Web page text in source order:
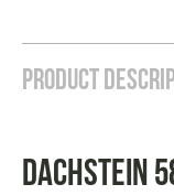
Product
Dachstein